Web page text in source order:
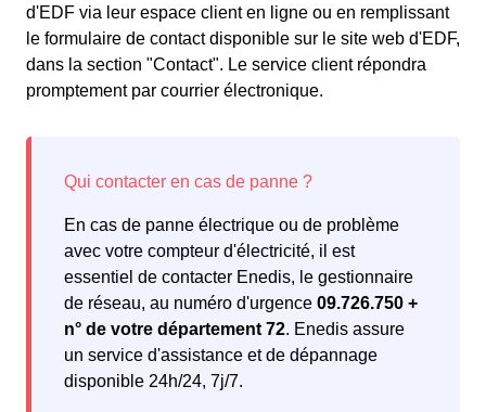
d'EDF via leur espace client en ligne ou en remplissant
le formulaire de contact disponible sur le site web d'EDF,
dans la section "Contact". Le service client répondra
promptement par courrier électronique.
En cas de panne électrique ou de problème
avec votre compteur d'électricité, il est
essentiel de contacter Enedis, le gestionnaire
de réseau, au numéro d'urgence 09.726.750 +
n° de votre département 72. Enedis assure
un service d'assistance et de dépannage
disponible 24h/24, 7j/7.